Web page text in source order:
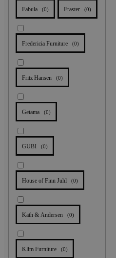
Fabula (0) Fraster (0)
Fredericia Furniture (0)
Fritz Hansen (0)
Getama (0)
GUBI (0)
House of Finn Juhl (0)
Kath & Andersen (0)
Klim Furniture (0)